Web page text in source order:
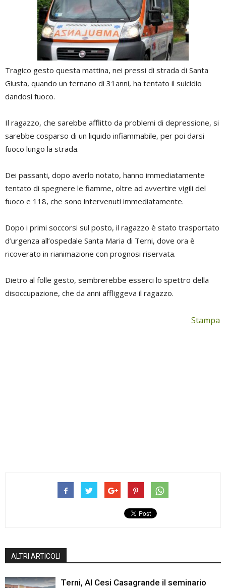
Tragico gesto questa mattina, nei pressi di strada di Santa
Giusta, quando un ternano di 31anni, ha tentato il suicidio
dandosi fuoco.
Il ragazzo, che sarebbe afflitto da problemi di depressione, si
sarebbe cosparso di un liquido infiammabile, per poi darsi
fuoco lungo la strada.
Dei passanti, dopo averlo notato, hanno immediatamente
tentato di spegnere le fiamme, oltre ad avvertire vigili del
fuoco e 118, che sono intervenuti immediatamente.
Dopo i primi soccorsi sul posto, il ragazzo è stato trasportato
d’urgenza all’ospedale Santa Maria di Terni, dove ora è
ricoverato in rianimazione con prognosi riservata.
Dietro al folle gesto, sembrerebbe esserci lo spettro della
disoccupazione, che da anni affliggeva il ragazzo.
Stampa
ALTRI ARTICOLI
Terni, Al Cesi Casagrande il seminario